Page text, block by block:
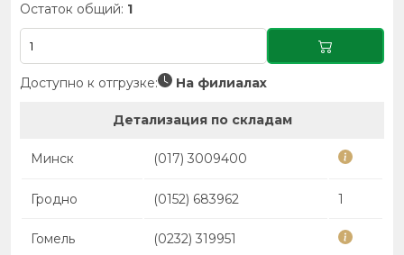
Остаток общий: 1
Доступно к отгрузке: На филиалах
Детализация по складам
Минск (017) 3009400
Гродно (0152) 683962 1
Гомель (0232) 319951